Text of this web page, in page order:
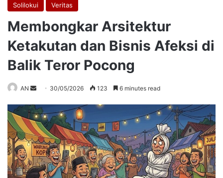
Solilokui Veritas
Membongkar Arsitektur
Ketakutan dan Bisnis Afeksi di
Balik Teror Pocong
AN
Send
email
30/05/2026 123 6 minutes read